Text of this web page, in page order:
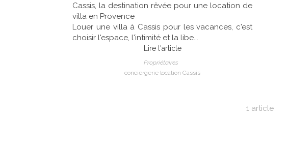
Cassis, la destination rêvée pour une location de
villa en Provence
Louer une villa à Cassis pour les vacances, c'est
choisir l'espace, l'intimité et la libe...
Lire l'article
Propriétaires
conciergerie location Cassis
1 article